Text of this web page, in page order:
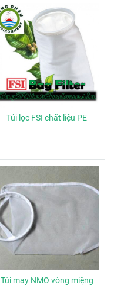
Túi lọc FSI chất liệu PE
Túi may NMO vòng miệng